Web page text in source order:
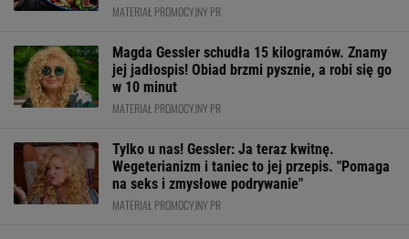
MATERIAŁ PROMOCYJNY PR
Magda Gessler schudła 15 kilogramów. Znamy
jej jadłospis! Obiad brzmi pysznie, a robi się go
w 10 minut
MATERIAŁ PROMOCYJNY PR
Tylko u nas! Gessler: Ja teraz kwitnę.
Wegeterianizm i taniec to jej przepis. "Pomaga
na seks i zmysłowe podrywanie"
MATERIAŁ PROMOCYJNY PR